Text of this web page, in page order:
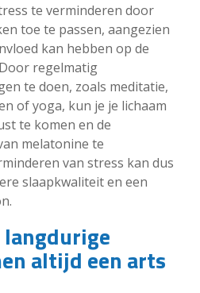
te verminderen door
toe te passen, aangezien
kan hebben op de
regelmatig
te doen, zoals meditatie,
of yoga, kun je je lichaam
te komen en de
melatonine te
van stress kan dus
slaapkwaliteit en een
altijd een arts